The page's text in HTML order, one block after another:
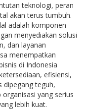
teknologi, peran
akan terus tumbuh.
adalah komponen
menyediakan solusi
dan layanan
menempatkan
di Indonesia
efisiensi,
dipegang teguh,
yang serius
lebih kuat.